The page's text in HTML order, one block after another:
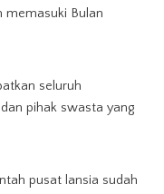
memasuki Bulan
seluruh
pihak swasta yang
pusat lansia sudah